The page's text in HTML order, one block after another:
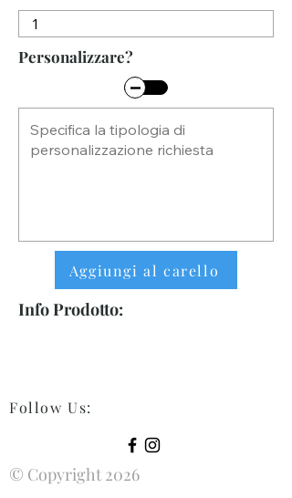
Personalizzare?
Aggiungi al carello
Info Prodotto:
Follow Us:
© Copyright 2026